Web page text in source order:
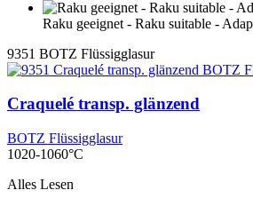
Raku geeignet - Raku suitable -
9351 BOTZ Flüssigglasur
Craquelé transp. glänzend
BOTZ Flüssigglasur
1020-1060°C
Alles Lesen